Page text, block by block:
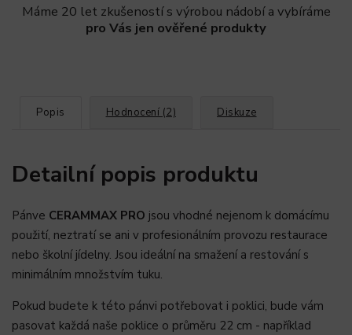
Máme 20 let zkušeností s výrobou nádobí a vybíráme
pro Vás jen ověřené produkty
Popis Hodnocení (2) Diskuze
Detailní popis produktu
Pánve CERAMMAX PRO jsou vhodné nejenom k domácímu
použití, neztratí se ani v profesionálním provozu restaurace
nebo školní jídelny. Jsou ideální na smažení a restování s
minimálním množstvím tuku.
Pokud budete k této pánvi potřebovat i poklici, bude vám
pasovat každá naše poklice o průměru 22 cm - například